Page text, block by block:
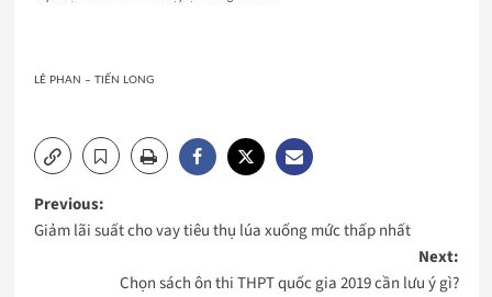
LÊ PHAN – TIẾN LONG
Post
navigation
Previous:
Giảm lãi suất cho vay tiêu thụ lúa xuống mức thấp nhất
Next:
Chọn sách ôn thi THPT quốc gia 2019 cần lưu ý gì?